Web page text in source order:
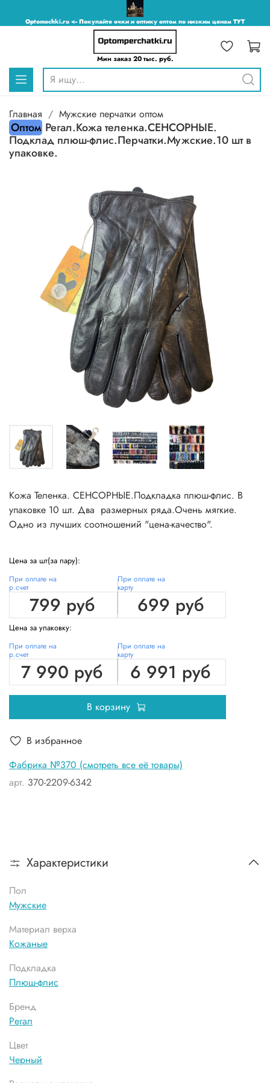
Optomochki.ru <-- Покупайте очки и оптику оптом по низким ценам ТУТ
Мин заказ 20 тыс. руб.
Главная Мужские перчатки оптом
Оптом Регал.Кожа теленка.СЕНСОРНЫЕ.
Подклад плюш-флис.Перчатки.Мужские.10 шт в
упаковке.
Фабрика №370 (смотреть все её товары)
арт. 370-2209-6342
Кожа Теленка. СЕНСОРНЫЕ.Подкладка плюш-флис. В
упаковке 10 шт. Два размерных ряда.Очень мягкие.
Одно из лучших соотношений "цена-качество".
Цена за шт(за пару):
При оплате на
р.счет
799 руб
При оплате на
карту
699 руб
Цена за упаковку:
При оплате на
р.счет
7 990 руб
При оплате на
карту
6 991 руб
В корзину
В избранное
Характеристики
Пол
Мужские
Материал верха
Кожаные
Подкладка
Плюш-флис
Бренд
Регал
Цвет
Черный